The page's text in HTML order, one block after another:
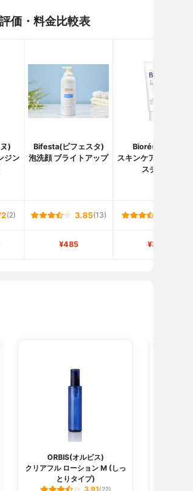
価・料金比較表
)
ジン
Bifesta(ビフェスタ)
泡洗顔 ブライトアップ
Bioré(ビオレ)
スキンケア洗顔料 モイ
スチャー
(2) 3.85(13)
¥485 ¥353
ORBIS(オルビス)
クリアフル ローション M (しっ
とりタイプ)
3.91